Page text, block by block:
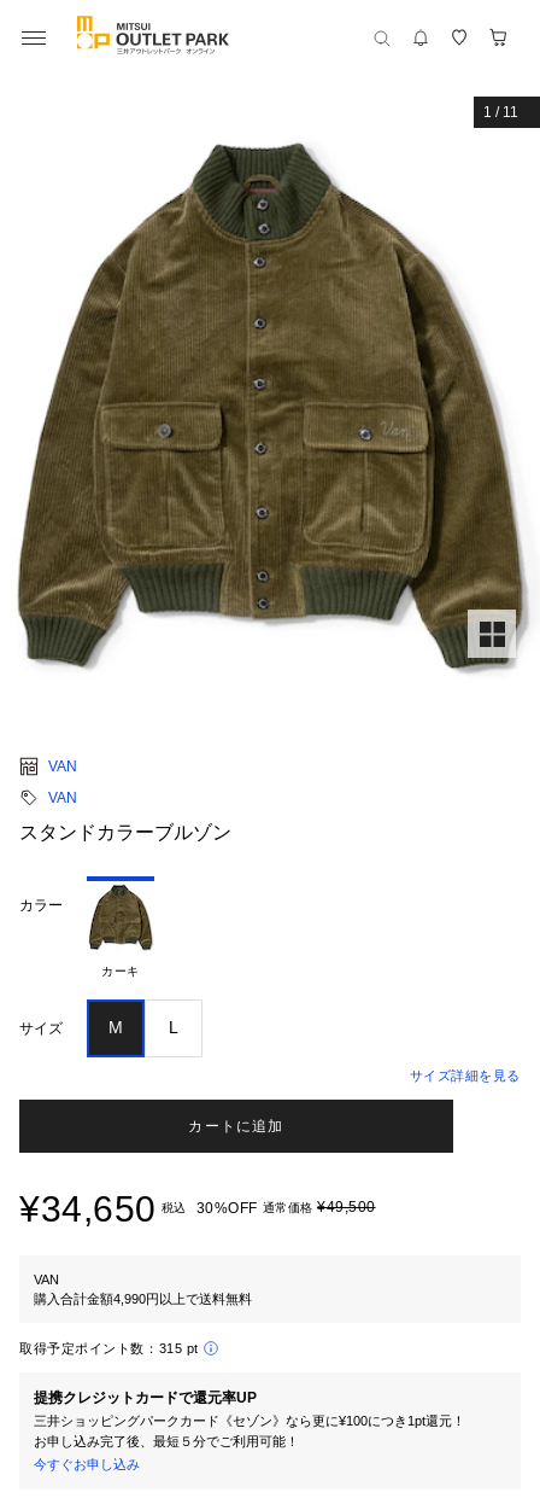
1 / 11
VAN
VAN
スタンドカラーブルゾン
カラー
カーキ
サイズ M L
サイズ詳細を見る
カートに追加
¥34,650 税込 30%OFF 通常価格 ¥49,500
VAN
購入合計金額4,990円以上で送料無料
取得予定ポイント数： 315 pt
提携クレジットカードで還元率UP
三井ショッピングパークカード《セゾン》なら更に¥100につき1pt還元！
お申し込み完了後、最短５分でご利用可能！
今すぐお申し込み